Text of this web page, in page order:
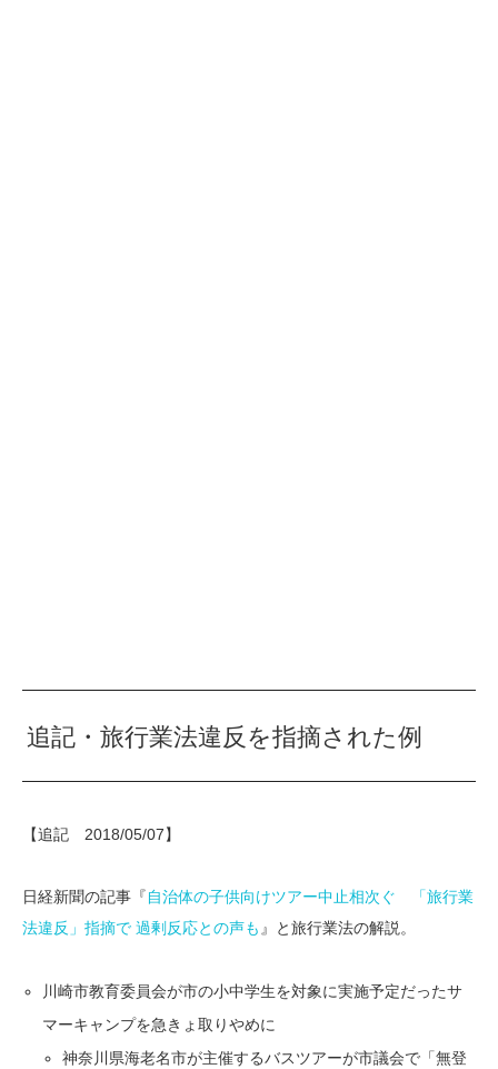
追記・旅行業法違反を指摘された例
【追記 2018/05/07】
日経新聞の記事『自治体の子供向けツアー中止相次ぐ 「旅行業
法違反」指摘で 過剰反応との声も 』と旅行業法の解説。
川崎市教育委員会が市の小中学生を対象に実施予定だったサ
マーキャンプを急きょ取りやめに
神奈川県海老名市が主催するバスツアーが市議会で「無登